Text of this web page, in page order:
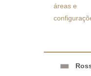
áreas e